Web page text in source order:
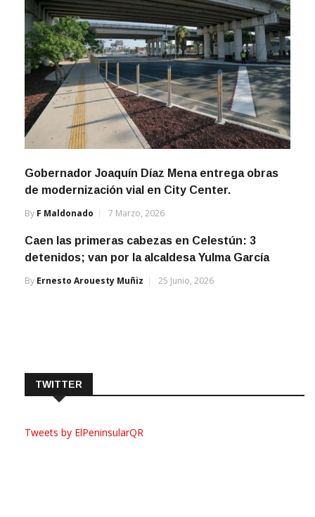
Gobernador Joaquín Díaz Mena entrega obras
de modernización vial en City Center.
By F Maldonado 7 Marzo, 2026
Caen las primeras cabezas en Celestún: 3
detenidos; van por la alcaldesa Yulma García
By Ernesto Arouesty Muñiz 25 Junio, 2026
TWITTER
Tweets by ElPeninsularQR